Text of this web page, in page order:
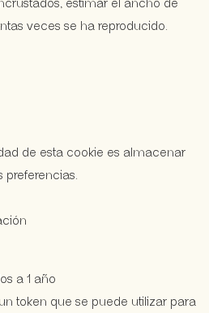
estimar el ancho de
veces se ha reproducido.
de esta cookie es almacenar
preferencias.
a 1 año
token que se puede utilizar para